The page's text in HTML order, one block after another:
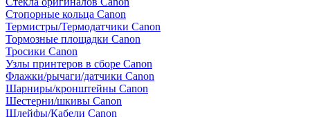
Стопорные кольца Canon
Термистры/Термодатчики Canon
Тормозные площадки Canon
Тросики Canon
Узлы принтеров в сборе Canon
Флажки/рычаги/датчики Canon
Шарниры/кронштейны Canon
Шестерни/шкивы Canon
Шлейфы/Кабели Canon